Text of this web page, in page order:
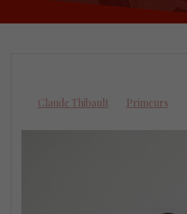
Claude Thibault Primeurs